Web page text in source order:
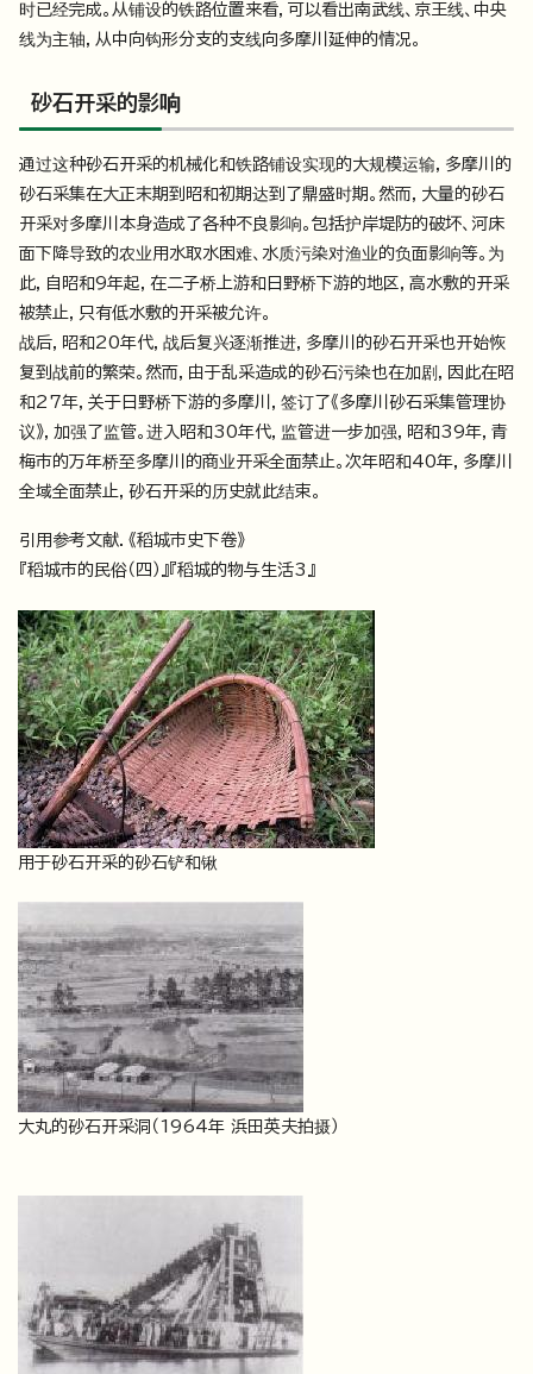
时已经完成。从铺设的铁路位置来看，可以看出南武线、京王线、中央
线为主轴，从中向钩形分支的支线向多摩川延伸的情况。
砂石开采的影响
通过这种砂石开采的机械化和铁路铺设实现的大规模运输，多摩川的
砂石采集在大正末期到昭和初期达到了鼎盛时期。然而，大量的砂石
开采对多摩川本身造成了各种不良影响。包括护岸堤防的破坏、河床
面下降导致的农业用水取水困难、水质污染对渔业的负面影响等。为
此，自昭和9年起，在二子桥上游和日野桥下游的地区，高水敷的开采
被禁止，只有低水敷的开采被允许。
战后，昭和20年代，战后复兴逐渐推进，多摩川的砂石开采也开始恢
复到战前的繁荣。然而，由于乱采造成的砂石污染也在加剧，因此在昭
和27年，关于日野桥下游的多摩川，签订了《多摩川砂石采集管理协
议》，加强了监管。进入昭和30年代，监管进一步加强，昭和39年，青
梅市的万年桥至多摩川的商业开采全面禁止。次年昭和40年，多摩川
全域全面禁止，砂石开采的历史就此结束。
引用参考文献．《稻城市史下卷》
『稻城市的民俗（四）』『稻城的物与生活3』
用于砂石开采的砂石铲和锹
大丸的砂石开采洞（1964年 浜田英夫拍摄）